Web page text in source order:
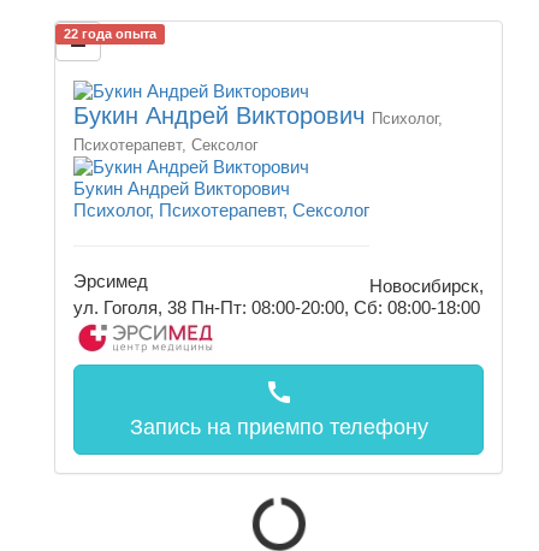
22 года опыта
Букин Андрей Викторович Психолог,
Психотерапевт, Сексолог
Букин Андрей Викторович
Психолог, Психотерапевт, Сексолог
Эрсимед
Новосибирск,
ул. Гоголя, 38 Пн-Пт: 08:00-20:00, Сб: 08:00-18:00
call
Запись на приемпо телефону